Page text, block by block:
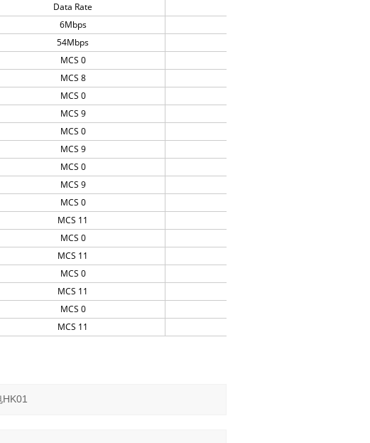
Data Rate
6Mbps
54Mbps
MCS 0
MCS 8
MCS 0
MCS 9
MCS 0
MCS 9
MCS 0
MCS 9
MCS 0
MCS 11
MCS 0
MCS 11
MCS 0
MCS 11
MCS 0
MCS 11